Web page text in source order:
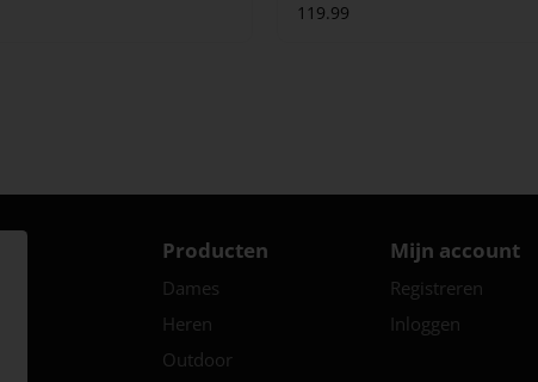
119.99
Producten
Dames
Heren
Outdoor
Mijn account
Registreren
Inloggen